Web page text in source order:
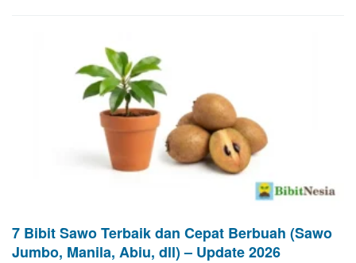
7 Bibit Sawo Terbaik dan Cepat Berbuah (Sawo
Jumbo, Manila, Abiu, dll) – Update 2026